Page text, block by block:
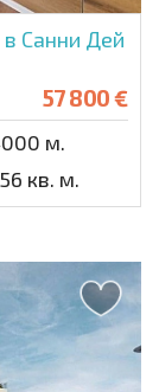
Санни Дей
57 800 €
м.
56 кв. м.